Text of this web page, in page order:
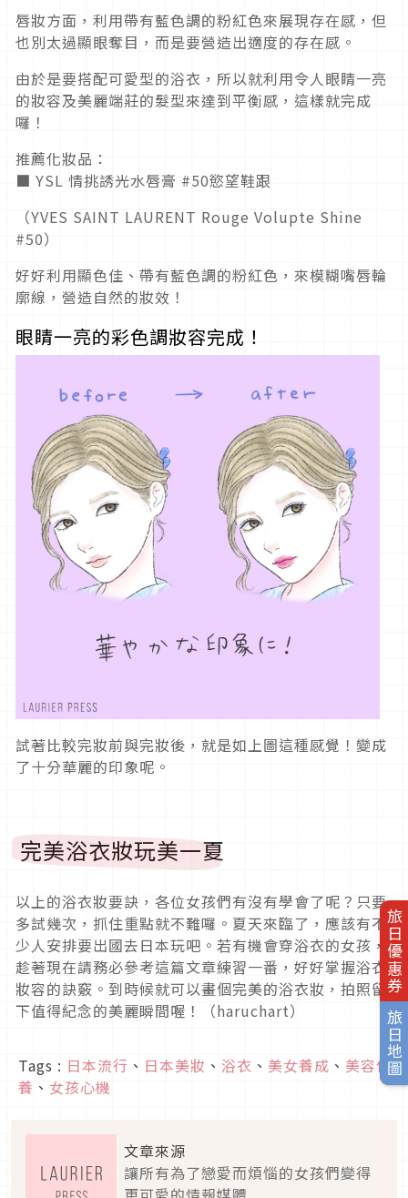
旅日優惠券
旅日地圖
唇妝方面，利用帶有藍色調的粉紅色來展現存在感，但
也別太過顯眼奪目，而是要營造出適度的存在感。
由於是要搭配可愛型的浴衣，所以就利用令人眼睛一亮
的妝容及美麗端莊的髮型來達到平衡感，這樣就完成
囉！
推薦化妝品：
■ YSL 情挑誘光水唇膏 #50慾望鞋跟
（YVES SAINT LAURENT Rouge Volupte Shine
#50）
好好利用顯色佳、帶有藍色調的粉紅色，來模糊嘴唇輪
廓線，營造自然的妝效！
眼睛一亮的彩色調妝容完成！
試著比較完妝前與完妝後，就是如上圖這種感覺！變成
了十分華麗的印象呢。
完美浴衣妝玩美一夏
以上的浴衣妝要訣，各位女孩們有沒有學會了呢？只要
多試幾次，抓住重點就不難囉。夏天來臨了，應該有不
少人安排要出國去日本玩吧。若有機會穿浴衣的女孩，
趁著現在請務必參考這篇文章練習一番，好好掌握浴衣
妝容的訣竅。到時候就可以畫個完美的浴衣妝，拍照留
下值得紀念的美麗瞬間喔！（haruchart）
Tags : 日本流行 、 日本美妝 、 浴衣 、 美女養成 、 美容保
養 、 女孩心機
文章來源
讓所有為了戀愛而煩惱的女孩們變得